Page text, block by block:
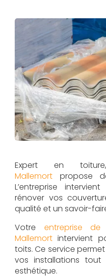
Expert en
Mallemort propose
L’entreprise
rénover vos
qualité et un savoir-
Votre entreprise
Mallemort intervient
toits. Ce service
vos installations
esthétique.